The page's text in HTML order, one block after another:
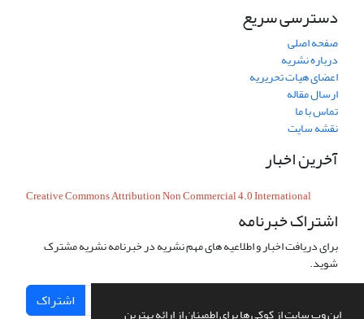
این وب سایت از کوکی ها برای اطمینان از ارائه بهترین
دسترسی سریع
صفحه اصلی
درباره نشریه
اعضای هیات تحریریه
ارسال مقاله
تماس با ما
نقشه سایت
آخرین اخبار
Creative Commons Attribution Non Commercial 4.0 International
اشتراک خبرنامه
برای دریافت اخبار و اطلاعیه های مهم نشریه در خبرنامه نشریه مشترک
شوید.
اشتراک